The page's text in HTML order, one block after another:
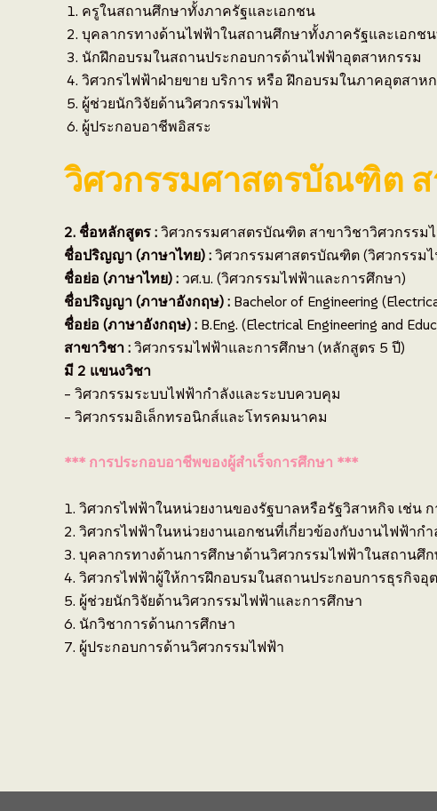
ครูในสถานศึกษาทั้งภาครัฐและเอกชน
บุคลากรทางด้านไฟฟ้าในสถานศึกษาทั้งภาครัฐและเอกช
นักฝึกอบรมในสถานประกอบการด้านไฟฟ้าอุตสาหกรรม
วิศวกรไฟฟ้าฝ่ายขาย บริการ หรือ ฝึกอบรมในภาคอุตสาห
ผู้ช่วยนักวิจัยด้านวิศวกรรมไฟฟ้า
ผู้ประกอบอาชีพอิสระ
วิศวกรรมศาสตรบัณฑิต ส
2. ชื่อหลักสูตร : วิศวกรรมศาสตรบัณฑิต สาขาวิชาวิศวกรรม
ชื่อปริญญา (ภาษาไทย) : วิศวกรรมศาสตรบัณฑิต (วิศวกรรม
ชื่อย่อ (ภาษาไทย) : วศ.บ. (วิศวกรรมไฟฟ้าและการศึกษา)
ชื่อปริญญา (ภาษาอังกฤษ) : Bachelor of Engineering
ชื่อย่อ (ภาษาอังกฤษ) : B.Eng. (Electrical Engineering and
สาขาวิชา : วิศวกรรมไฟฟ้าและการศึกษา (หลักสูตร 5 ปี)
มี 2 แขนงวิชา
– วิศวกรรมระบบไฟฟ้ากำลังและระบบควบคุม
– วิศวกรรมอิเล็กทรอนิกส์และโทรคมนาคม
*** การประกอบอาชีพของผู้สำเร็จการศึกษา ***
1. วิศวกรไฟฟ้าในหน่วยงานของรัฐบาลหรือรัฐวิสาหกิจ เช่น
2. วิศวกรไฟฟ้าในหน่วยงานเอกชนที่เกี่ยวข้องกับงานไฟฟ้าก
3. บุคลากรทางด้านการศึกษาด้านวิศวกรรมไฟฟ้าในสถานศึ
4. วิศวกรไฟฟ้าผู้ให้การฝึกอบรมในสถานประกอบการธุรกิจอุ
5. ผู้ช่วยนักวิจัยด้านวิศวกรรมไฟฟ้าและการศึกษา
6. นักวิชาการด้านการศึกษา
7. ผู้ประกอบการด้านวิศวกรรมไฟฟ้า